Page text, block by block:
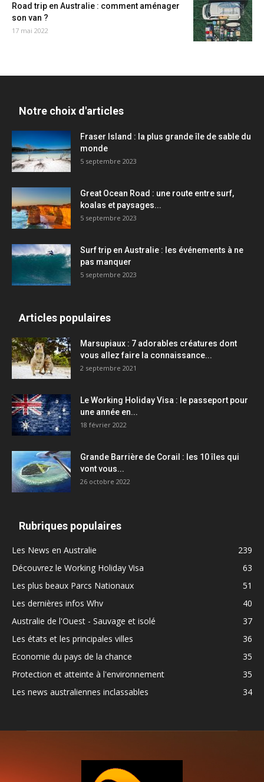
Road trip en Australie : comment aménager
son van ?
17 mai 2022
Notre choix d'articles
Fraser Island : la plus grande île de sable du
monde
5 septembre 2023
Great Ocean Road : une route entre surf,
koalas et paysages...
5 septembre 2023
Surf trip en Australie : les événements à ne
pas manquer
5 septembre 2023
Articles populaires
Marsupiaux : 7 adorables créatures dont
vous allez faire la connaissance...
2 septembre 2021
Le Working Holiday Visa : le passeport pour
une année en...
18 février 2022
Grande Barrière de Corail : les 10 îles qui
vont vous...
26 octobre 2022
Rubriques populaires
Les News en Australie
239
Découvrez le Working Holiday Visa
63
Les plus beaux Parcs Nationaux
51
Les dernières infos Whv
40
Australie de l'Ouest - Sauvage et isolé
37
Les états et les principales villes
36
Economie du pays de la chance
35
Protection et atteinte à l'environnement
35
Les news australiennes inclassables
34